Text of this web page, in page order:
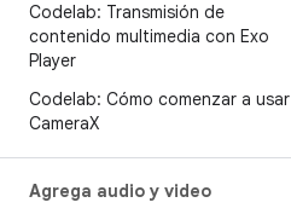
Codelab: Transmisión de
contenido multimedia con Exo
Player
Codelab: Cómo comenzar a usar
CameraX
Agrega audio y video